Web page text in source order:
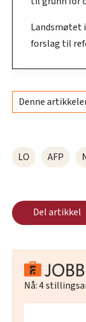
Landsmøtet
forslag til
Denne
LO AFP
Del artikkel
Nå:4